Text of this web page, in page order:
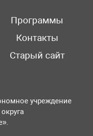
Программы
Контакты
Старый сайт
учреждение